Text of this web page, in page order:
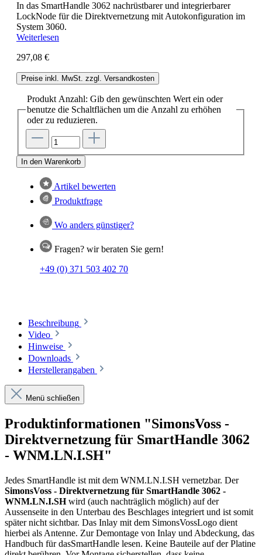
In das SmartHandle 3062 nachrüstbarer und integrierbarer
LockNode für die Direktvernetzung mit Autokonfiguration im
System 3060.
Weiterlesen
297,08 €
Preise inkl. MwSt. zzgl. Versandkosten
Produkt Anzahl: Gib den gewünschten Wert ein oder
benutze die Schaltflächen um die Anzahl zu erhöhen
oder zu reduzieren.
In den Warenkorb
Artikel bewerten
Produktfrage
Wo anders günstiger?
Fragen? wir beraten Sie gern!
+49 (0) 371 503 402 70
Beschreibung
Video
Hinweise
Downloads
Herstellerangaben
Menü schließen
Produktinformationen "SimonsVoss -
Direktvernetzung für SmartHandle 3062
- WNM.LN.I.SH"
Jedes SmartHandle ist mit dem WNM.LN.I.SH vernetzbar. Der
SimonsVoss - Direktvernetzung für SmartHandle 3062 -
WNM.LN.I.SHwird (auch nachträglich möglich) auf der
Aussenseite in den Unterbau des Beschlages integriert und ist somit
später nicht sichtbar. Das Inlay mit dem SimonsVossLogo dient
hierbei als Antenne. Zur Demontage von Inlay und Abdeckung, das
Handbuch für dasSmartHandle lesen. Keine Bauteile auf der Platine